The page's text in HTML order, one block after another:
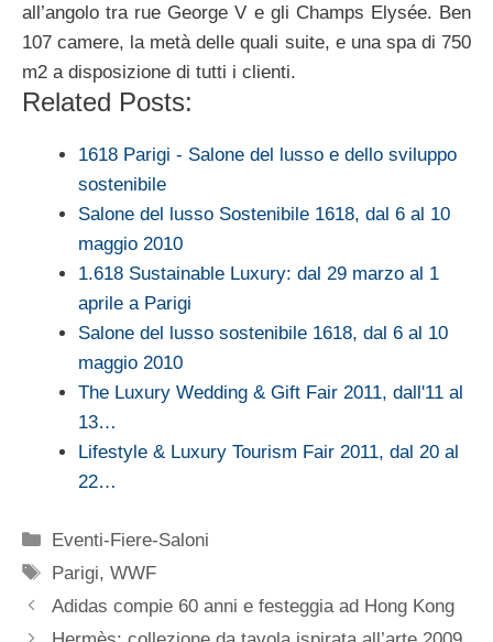
all’angolo tra rue George V e gli Champs Elysée. Ben
107 camere, la metà delle quali suite, e una spa di 750
m2 a disposizione di tutti i clienti.
Related Posts:
1618 Parigi - Salone del lusso e dello sviluppo
sostenibile
Salone del lusso Sostenibile 1618, dal 6 al 10
maggio 2010
1.618 Sustainable Luxury: dal 29 marzo al 1
aprile a Parigi
Salone del lusso sostenibile 1618, dal 6 al 10
maggio 2010
The Luxury Wedding & Gift Fair 2011, dall'11 al
13…
Lifestyle & Luxury Tourism Fair 2011, dal 20 al
22…
Categorie
Eventi-Fiere-Saloni
Tag
Parigi,WWF
Adidas compie 60 anni e festeggia ad Hong Kong